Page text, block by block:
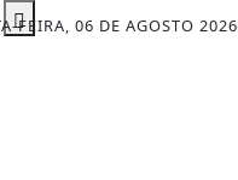
FEIRA, 06 DE AGOSTO 2026